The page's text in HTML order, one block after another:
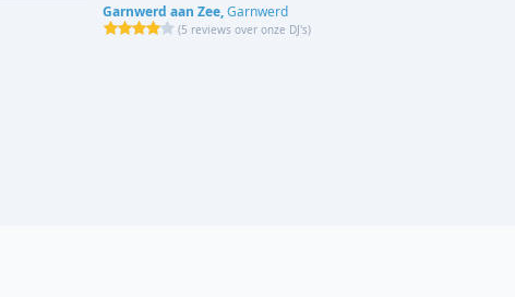
Garnwerd aan Zee,Garnwerd
(5 reviews over onze DJ's)